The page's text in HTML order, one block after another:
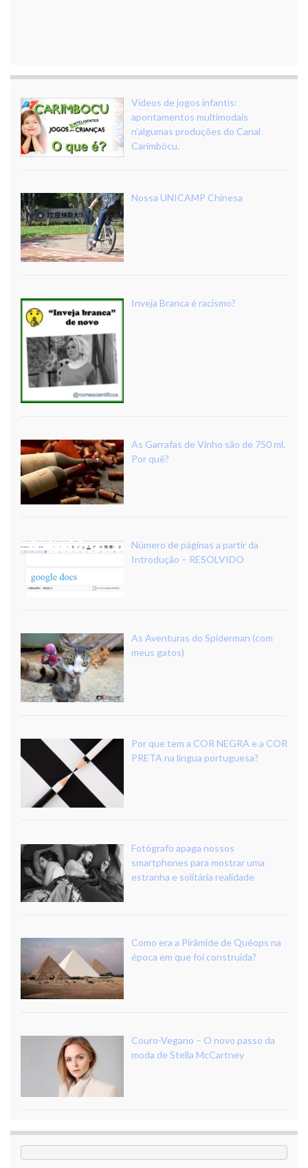
Vídeos de jogos infantis:
apontamentos multimodais
n’algumas produções do Canal
Carimbócu.
Nossa UNICAMP Chinesa
Inveja Branca é racismo?
As Garrafas de Vinho são de 750 ml.
Por quê?
Número de páginas a partir da
Introdução – RESOLVIDO
As Aventuras do Spiderman (com
meus gatos)
Por que tem a COR NEGRA e a COR
PRETA na língua portuguesa?
Fotógrafo apaga nossos
smartphones para mostrar uma
estranha e solitária realidade
Como era a Pirâmide de Quéops na
época em que foi construída?
Couro-Vegano – O novo passo da
moda de Stella McCartney